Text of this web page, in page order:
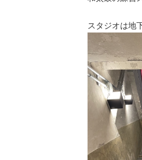
スタジオは地